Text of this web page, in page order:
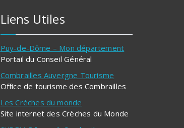
Liens Utiles
Puy-de-Dôme – Mon département
Portail du Conseil Général
Combrailles Auvergne Tourisme
Office de tourisme des Combrailles
Les Crèches du monde
Site internet des Crèches du Monde